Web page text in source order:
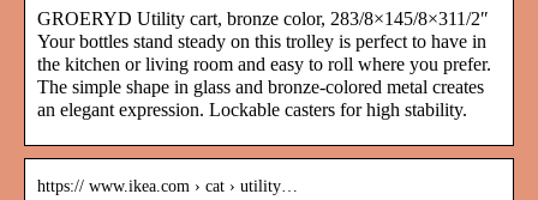
GROERYD Utility cart, bronze color, 283/8×145/8×311/2″
Your bottles stand steady on this trolley is perfect to have in
the kitchen or living room and easy to roll where you prefer.
The simple shape in glass and bronze-colored metal creates
an elegant expression. Lockable casters for high stability.
https:// www.ikea.com › cat › utility…